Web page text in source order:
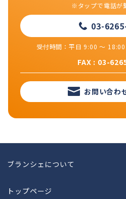
※タップで電話が
受付時間：平日 9:00 ～ 18:00
03-
FAX : 03-
お問い合わ
ブランシェについて
トップページ